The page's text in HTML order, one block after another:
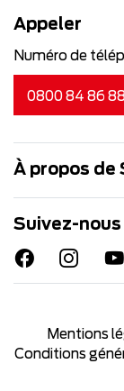
Appeler
Numéro de
0800 84 86
À propos de
Suivez-nous
Mentions
Conditions